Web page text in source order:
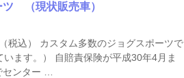
（現状販売車）
税込） カスタム多数のジョグスポーツで
ます。） 自賠責保険が平成30年4月ま
ンター …